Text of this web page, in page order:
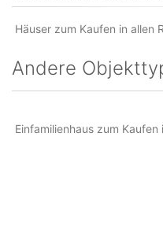
Häuser zum Kaufen in allen
Andere
Einfamilienhaus zum